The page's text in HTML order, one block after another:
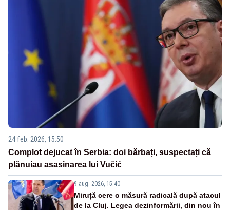
24 feb. 2026, 15:50
Complot dejucat în Serbia: doi bărbați, suspectați că
plănuiau asasinarea lui Vučić
9 aug. 2026, 15:40
Miruță cere o măsură radicală după atacul
de la Cluj. Legea dezinformării, din nou în